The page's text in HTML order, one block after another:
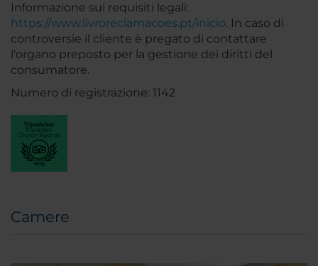
Informazione sui requisiti legali:
https://www.livroreclamacoes.pt/inicio. In caso di
controversie il cliente è pregato di contattare
l'organo preposto per la gestione dei diritti del
consumatore.
Numero di registrazione: 1142
Camere